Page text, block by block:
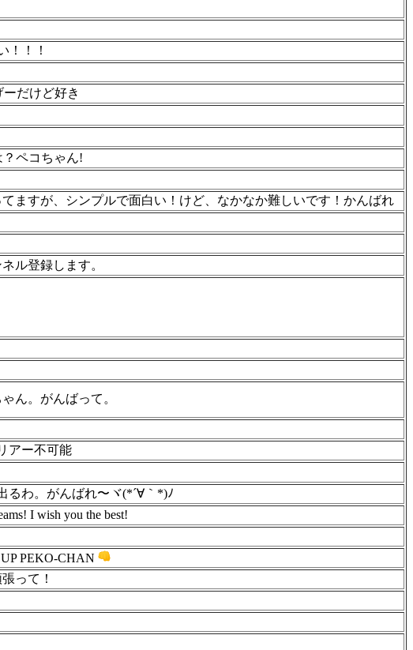
！！！
だけど好き
ペコちゃん!
ますが、シンプルで面白い！けど、なかなか難しいです！かんばれ
ル登録します。
ん。がんばって。
アー不可能
るわ。がんばれ〜ヾ(*´∀｀*)ﾉ
I wish you the best!
PEKO-CHAN
って！